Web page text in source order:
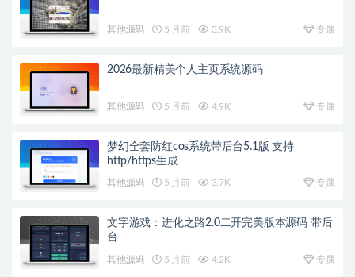
其他源码 5 月前 3.9K 专属
2026最新精美个人主页系统源码
其他源码 5 月前 4.9K 专属
梦幻全套防红cos系统带后台5.1版 支持
http/https生成
其他源码 5 月前 3.7K 专属
文字游戏：进化之路2.0二开完美版本源码 带后
台
其他源码 5 月前 4.2K 专属